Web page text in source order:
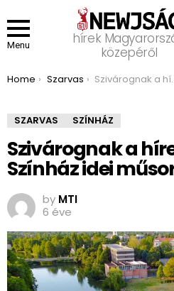
Menu
hírek
közepéről
You are here:
Home Szarvas Szivárognak a hírek a Vízi Színház idei műsoráról
SZARVAS SZÍNHÁZ
Szivárognak a
Színház idei
by MTI
6 éve